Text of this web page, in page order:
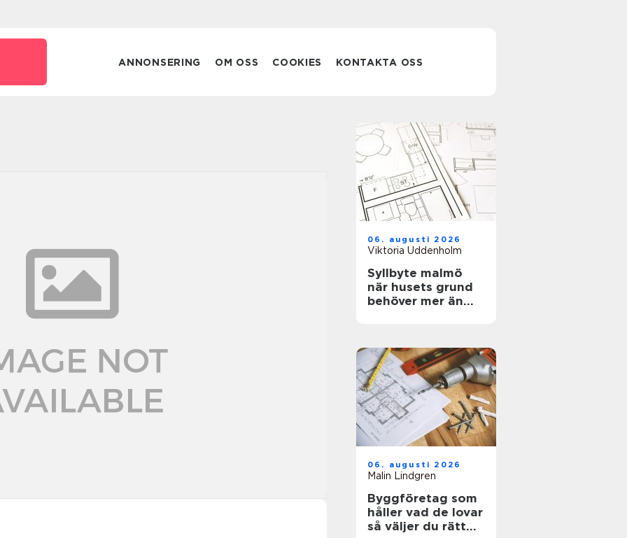
ANNONSERING OM OSS COOKIES KONTAKTA OSS
06. augusti 2026
Viktoria Uddenholm
Syllbyte malmö
när husets grund
behöver mer än
06. augusti 2026
Malin Lindgren
Byggföretag som
håller vad de lovar
så väljer du rätt